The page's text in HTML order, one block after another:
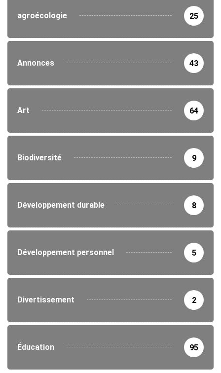
agroécologie 25
Annonces 43
Art 64
Biodiversité 9
Développement durable 8
Développement personnel 5
Divertissement 2
Éducation 95